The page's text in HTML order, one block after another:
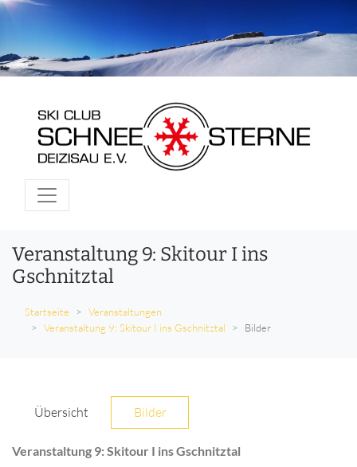
Veranstaltung 9: Skitour I ins
Gschnitztal
Startseite
Veranstaltungen
Veranstaltung 9: Skitour I ins Gschnitztal
Bilder
Übersicht Bilder
Veranstaltung 9: Skitour I ins Gschnitztal